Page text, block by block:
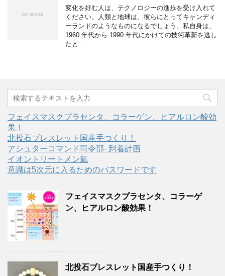
変化を好む人は、テクノロジーの進歩を受け入れて
ください。人類と地球は、彼らにとってキャンディ
ーランドのようなものになるでしょう。私自身は、
1960 年代から 1990 年代にかけての技術革新を逃し
たと …
フェイスマスクプラセンタ、コラーゲン、ヒアルロン酸効
果！
北投石ブレスレット国産手つくり！
アシュターコマンド司令部- 到着計画
イオントリートメン氣
意識は5次元に入るためのパスワードです
フェイスマスクプラセンタ、コラーゲ
ン、ヒアルロン酸効果！
北投石ブレスレット国産手つくり！